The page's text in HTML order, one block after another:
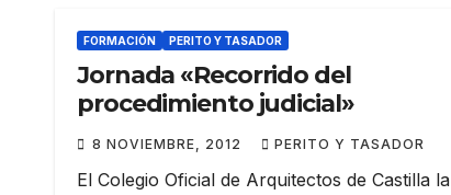
FORMACIÓN PERITO Y TASADOR
Jornada «Recorrido del
procedimiento judicial»
8 NOVIEMBRE, 2012 PERITO Y TASADOR
El Colegio Oficial de Arquitectos de Castilla la